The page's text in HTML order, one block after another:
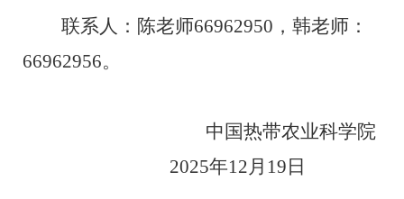
联系人： 陈老师66962950 ， 韩老师：
66962956。
中国热带农业科学院
2025年12月 19 日